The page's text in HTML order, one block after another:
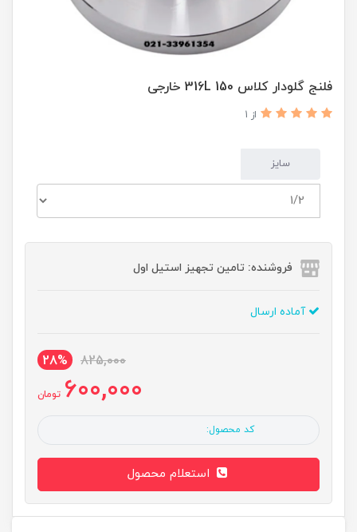
فلنج گلودار کلاس 150 316L خارجی
از 1
سایز
فروشنده: تامین تجهیز استیل اول
آماده ارسال
825,000
28%
600,000 تومان
کد محصول:
استعلام محصول